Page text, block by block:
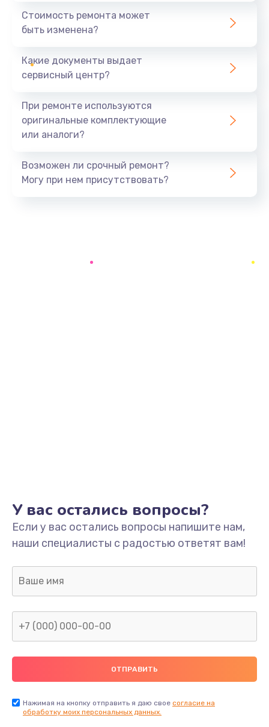
1890 руб.
Замена аккумулятора
Замена SSD
Заказать
Замена звуковой карты
Замена системы охлаждения
1645 руб.
Заказать
Замена термопасты
1095 руб.
Заказать
Стоимость ремонта может
быть изменена?
Какие документы выдает
сервисный центр?
При ремонте используются
оригинальные комплектующие
или аналоги?
Возможен ли срочный ремонт?
Могу при нем присутствовать?
У вас остались вопросы?
Если у вас остались вопросы напишите нам,
наши специалисты с радостью ответят вам!
Нажимая на кнопку отправить я даю свое согласие на
обработку моих персональных данных.